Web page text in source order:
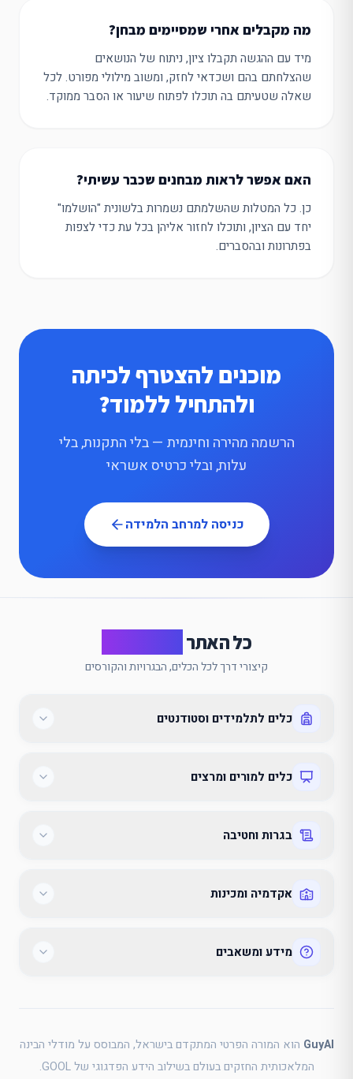
מה מקבלים אחרי שמסיימים מבחן?
מיד עם ההגשה תקבלו ציון, ניתוח של הנושאים
שהצלחתם בהם ושכדאי לחזק, ומשוב מילולי מפורט. לכל
שאלה שטעיתם בה תוכלו לפתוח שיעור או הסבר ממוקד.
האם אפשר לראות מבחנים שכבר עשיתי?
כן. כל המטלות שהשלמתם נשמרות בלשונית "הושלמו"
יחד עם הציון, ותוכלו לחזור אליהן בכל עת כדי לצפות
בפתרונות ובהסברים.
מוכנים להצטרף לכיתה
ולהתחיל ללמוד?
הרשמה מהירה וחינמית — בלי התקנות, בלי
עלות, ובלי כרטיס אשראי
כניסה למרחב הלמידה
כל האתר
קיצורי דרך לכל הכלים, הבגרויות והקורסים
כלים לתלמידים וסטודנטים
כלים למורים ומרצים
בגרות וחטיבה
אקדמיה ומכינות
מידע ומשאבים
GuyAI הוא המורה הפרטי המתקדם בישראל, המבוסס על מודלי הבינה
המלאכותית החזקים בעולם בשילוב הידע הפדגוגי של GOOL.